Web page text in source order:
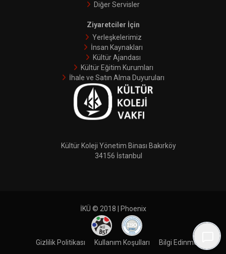
Diğer Servisler
Ziyaretciler İçin
Yerleşkelerimiz
İnsan Kaynakları
Kültür Ajandası
Kültür Eğitim Kurumları
İhale ve Satın Alma Duyuruları
Kültür Koleji Yönetim Binası Bakırköy
34156 İstanbul
İKÜ © 2018 | Phoenix
Gizlilik Politikası Kullanım Koşulları Bilgi Edinme